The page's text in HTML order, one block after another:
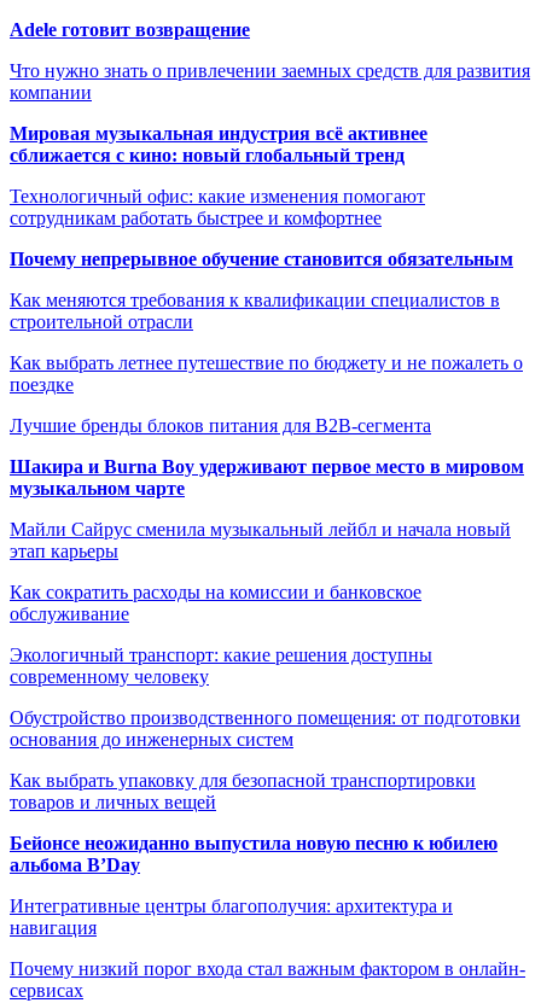
Adele готовит возвращение
Что нужно знать о привлечении заемных средств для развития
компании
Мировая музыкальная индустрия всё активнее
сближается с кино: новый глобальный тренд
Технологичный офис: какие изменения помогают
сотрудникам работать быстрее и комфортнее
Почему непрерывное обучение становится обязательным
Как меняются требования к квалификации специалистов в
строительной отрасли
Как выбрать летнее путешествие по бюджету и не пожалеть о
поездке
Лучшие бренды блоков питания для B2B-сегмента
Шакира и Burna Boy удерживают первое место в мировом
музыкальном чарте
Майли Сайрус сменила музыкальный лейбл и начала новый
этап карьеры
Как сократить расходы на комиссии и банковское
обслуживание
Экологичный транспорт: какие решения доступны
современному человеку
Обустройство производственного помещения: от подготовки
основания до инженерных систем
Как выбрать упаковку для безопасной транспортировки
товаров и личных вещей
Бейонсе неожиданно выпустила новую песню к юбилею
альбома B’Day
Интегративные центры благополучия: архитектура и
навигация
Почему низкий порог входа стал важным фактором в онлайн-
сервисах